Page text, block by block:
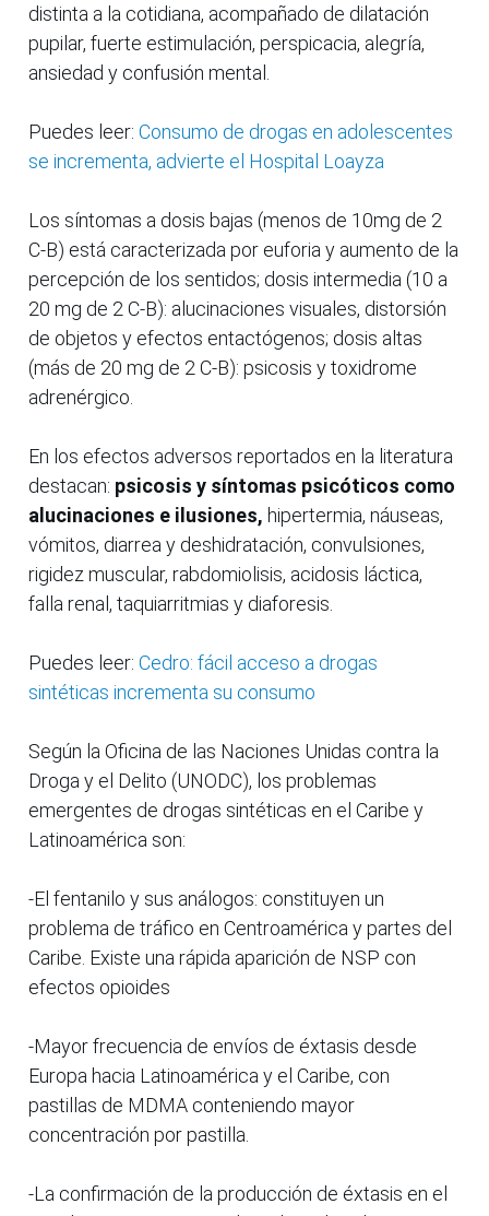
distinta a la cotidiana, acompañado de dilatación
pupilar, fuerte estimulación, perspicacia, alegría,
ansiedad y confusión mental.
Puedes leer: Consumo de drogas en adolescentes
se incrementa, advierte el Hospital Loayza
Los síntomas a dosis bajas (menos de 10mg de 2
C-B) está caracterizada por euforia y aumento de la
percepción de los sentidos; dosis intermedia (10 a
20 mg de 2 C-B): alucinaciones visuales, distorsión
de objetos y efectos entactógenos; dosis altas
(más de 20 mg de 2 C-B): psicosis y toxidrome
adrenérgico.
En los efectos adversos reportados en la literatura
destacan: psicosis y síntomas psicóticos como
alucinaciones e ilusiones, hipertermia, náuseas,
vómitos, diarrea y deshidratación, convulsiones,
rigidez muscular, rabdomiolisis, acidosis láctica,
falla renal, taquiarritmias y diaforesis.
Puedes leer: Cedro: fácil acceso a drogas
sintéticas incrementa su consumo
Según la Oficina de las Naciones Unidas contra la
Droga y el Delito (UNODC), los problemas
emergentes de drogas sintéticas en el Caribe y
Latinoamérica son:
-El fentanilo y sus análogos: constituyen un
problema de tráfico en Centroamérica y partes del
Caribe. Existe una rápida aparición de NSP con
efectos opioides
-Mayor frecuencia de envíos de éxtasis desde
Europa hacia Latinoamérica y el Caribe, con
pastillas de MDMA conteniendo mayor
concentración por pastilla.
-La confirmación de la producción de éxtasis en el